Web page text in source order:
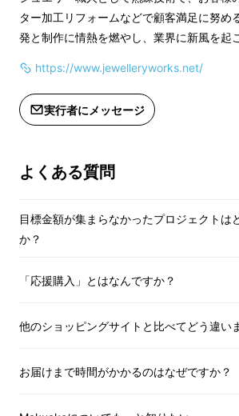
K18イエローゴールドマルカン
重さ : 0.026g
内径 : 4mm ( 多様なチェーンにフィッ
外径 : 4.5mm
が生じることがあります。
ター加工リフォームなどで顧客満足に努め
発と制作に情熱を燃やし、業界に新風を起
https://www.jewelleryworks.net/
実行者にメッセージ
よくある質問
目標金額が集まらなかったプロジェクトは
か？
「応援購入」とはなんですか？
他のショッピングサイトと比べてどう違い
お届けまで時間がかかるのはなぜですか？